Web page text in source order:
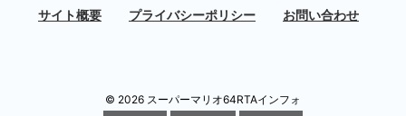
サイト概要 プライバシーポリシー お問い合わせ
© 2026 スーパーマリオ64RTAインフォ